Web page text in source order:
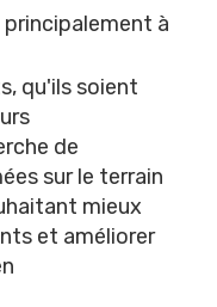
à
qu'ils soient
de
sur le terrain
mieux
et améliorer